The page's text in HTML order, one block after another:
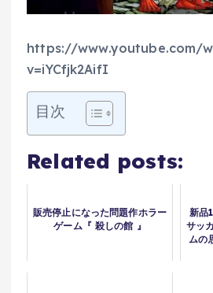
https://www.youtube.com/
v=iYCfjk2AifI
目次
Related posts:
販売停止になった問題作ホラー
ゲーム『 殺しの館 』
新品
サッ
ムの